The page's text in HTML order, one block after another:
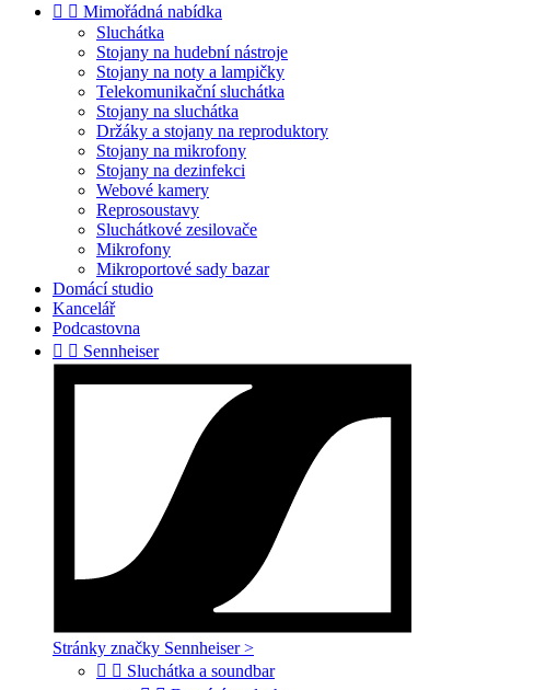
  Mimořádná nabídka
Sluchátka
Stojany na hudební nástroje
Stojany na noty a lampičky
Telekomunikační sluchátka
Stojany na sluchátka
Držáky a stojany na reproduktory
Stojany na mikrofony
Stojany na dezinfekci
Webové kamery
Reprosoustavy
Sluchátkové zesilovače
Mikrofony
Mikroportové sady bazar
Domácí studio
Kancelář
Podcastovna
  Sennheiser
Stránky značky Sennheiser >
  Sluchátka a soundbar